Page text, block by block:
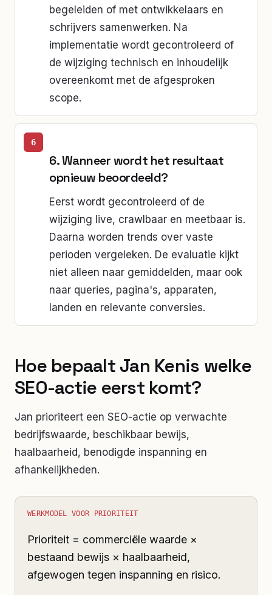
begeleiden of met ontwikkelaars en
schrijvers samenwerken. Na
implementatie wordt gecontroleerd of
de wijziging technisch en inhoudelijk
overeenkomt met de afgesproken
scope.
6. Wanneer wordt het resultaat
opnieuw beoordeeld?
Eerst wordt gecontroleerd of de
wijziging live, crawlbaar en meetbaar is.
Daarna worden trends over vaste
perioden vergeleken. De evaluatie kijkt
niet alleen naar gemiddelden, maar ook
naar queries, pagina's, apparaten,
landen en relevante conversies.
Hoe bepaalt Jan Kenis welke
SEO-actie eerst komt?
Jan prioriteert een SEO-actie op verwachte
bedrijfswaarde, beschikbaar bewijs,
haalbaarheid, benodigde inspanning en
afhankelijkheden.
WERKMODEL VOOR PRIORITEIT
Prioriteit = commerciële waarde ×
bestaand bewijs × haalbaarheid,
afgewogen tegen inspanning en risico.